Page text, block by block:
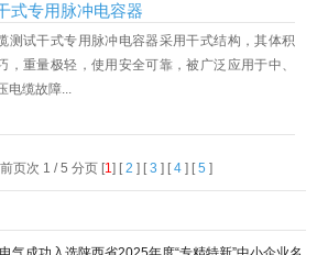
式专用脉冲电容器
测试干式专用脉冲电容器采用干式结构，其体积
，重量极轻，使用安全可靠，被广泛应用于中、
电缆故障...
页次 1 / 5 分页 [1] [2 ] [3 ] [4] [5 ]